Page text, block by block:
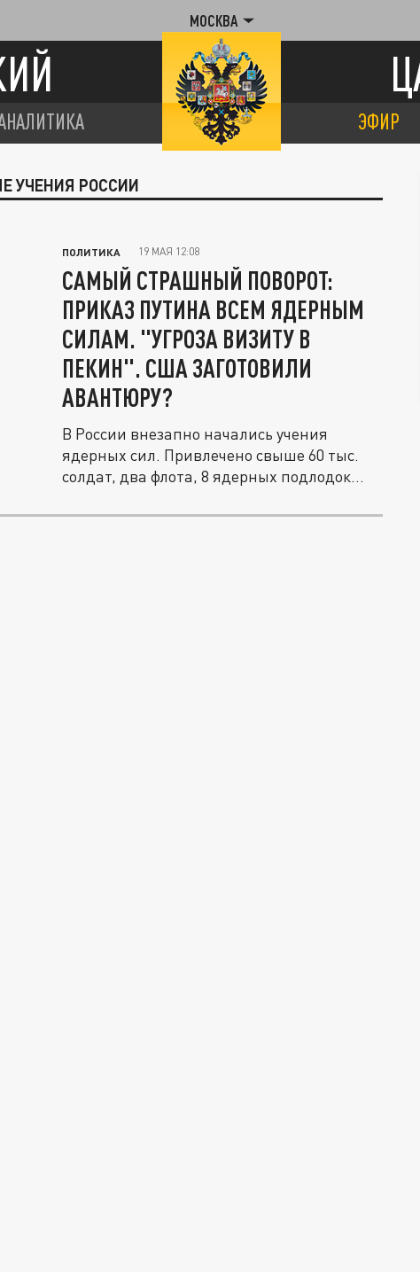
МОСКВА
ЭФИР
УЧЕНИЯ РОССИИ
ПОЛИТИКА 19 МАЯ 12:08
САМЫЙ СТРАШНЫЙ ПОВОРОТ:
ПРИКАЗ ПУТИНА ВСЕМ ЯДЕРНЫМ
СИЛАМ. "УГРОЗА ВИЗИТУ В
ПЕКИН". США ЗАГОТОВИЛИ
АВАНТЮРУ?
В России внезапно начались учения
ядерных сил. Привлечено свыше 60 тыс.
солдат, два флота, 8 ядерных подлодок...